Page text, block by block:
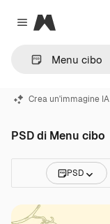
Close menu
Magnific
Crea un'immagine IA
PSD di Menu cibo
PSD